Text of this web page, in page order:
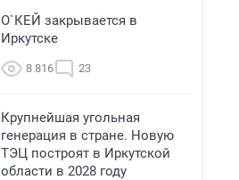
О`КЕЙ закрывается в
Иркутске
8 816 23
Крупнейшая угольная
генерация в стране. Новую
ТЭЦ построят в Иркутской
области в 2028 году